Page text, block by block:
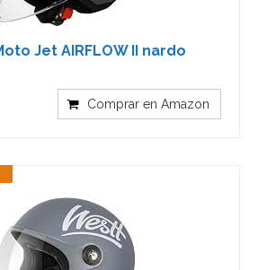
Jet AIRFLOW II nardo
Comprar en Amazon